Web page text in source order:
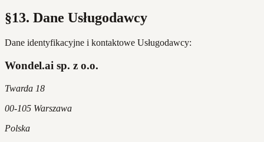
§13. Dane Usługodawcy
Dane identyfikacyjne i kontaktowe Usługodawcy:
Wondel.ai sp. z o.o.
Twarda 18
00-105 Warszawa
Polska